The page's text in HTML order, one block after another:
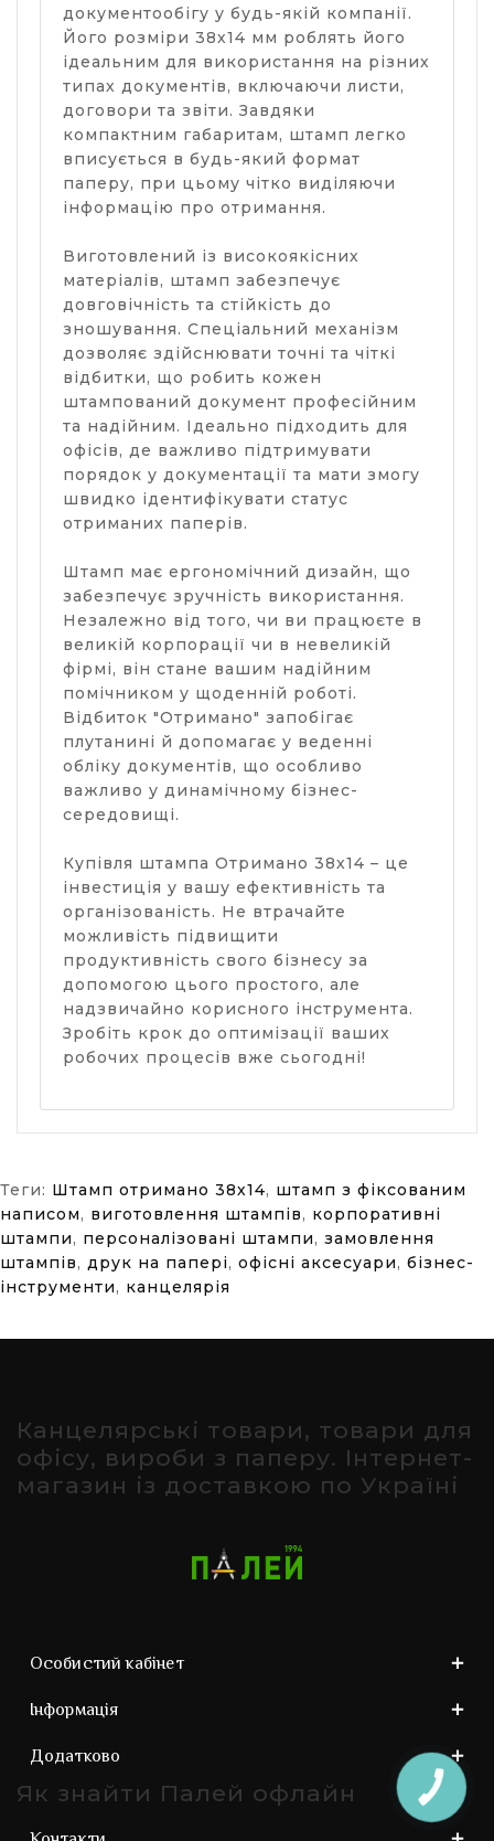
документообігу у будь-якій компанії.
Його розміри 38х14 мм роблять його
ідеальним для використання на різних
типах документів, включаючи листи,
договори та звіти. Завдяки
компактним габаритам, штамп легко
вписується в будь-який формат
паперу, при цьому чітко виділяючи
інформацію про отримання.
Виготовлений із високоякісних
матеріалів, штамп забезпечує
довговічність та стійкість до
зношування. Спеціальний механізм
дозволяє здійснювати точні та чіткі
відбитки, що робить кожен
штампований документ професійним
та надійним. Ідеально підходить для
офісів, де важливо підтримувати
порядок у документації та мати змогу
швидко ідентифікувати статус
отриманих паперів.
Штамп має ергономічний дизайн, що
забезпечує зручність використання.
Незалежно від того, чи ви працюєте в
великій корпорації чи в невеликій
фірмі, він стане вашим надійним
помічником у щоденній роботі.
Відбиток "Отримано" запобігає
плутанині й допомагає у веденні
обліку документів, що особливо
важливо у динамічному бізнес-
середовищі.
Купівля штампа Отримано 38х14 – це
інвестиція у вашу ефективність та
організованість. Не втрачайте
можливість підвищити
продуктивність свого бізнесу за
допомогою цього простого, але
надзвичайно корисного інструмента.
Зробіть крок до оптимізації ваших
робочих процесів вже сьогодні!
Теги: Штамп отримано 38х14, штамп з фіксованим
написом, виготовлення штампів, корпоративні
штампи, персоналізовані штампи, замовлення
штампів, друк на папері, офісні аксесуари, бізнес-
інструменти, канцелярія
Канцелярські товари, товари для
офісу, вироби з паперу. Інтернет-
магазин із доставкою по Україні
Особистий кабінет
Інформація
Додатково
Як знайти Палей офлайн
КНОПКА
ЗВ'ЯЗКУ